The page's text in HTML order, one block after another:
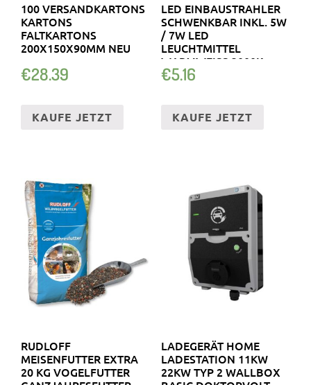
100 VERSANDKARTONS
KARTONS
FALTKARTONS
200X150X90MM NEU
€28.39
KAUFE JETZT
LED EINBAUSTRAHLER
SCHWENKBAR INKL. 5W
/ 7W LED
LEUCHTMITTEL
WARMWEISS 3000K 4
00LM …
€5.16
KAUFE JETZT
RUDLOFF
MEISENFUTTER EXTRA
20 KG VOGELFUTTER
LADEGERÄT HOME
LADESTATION 11KW
22KW TYP 2 WALLBOX